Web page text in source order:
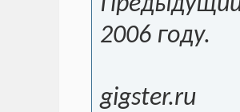
2006 году.
gigster.ru